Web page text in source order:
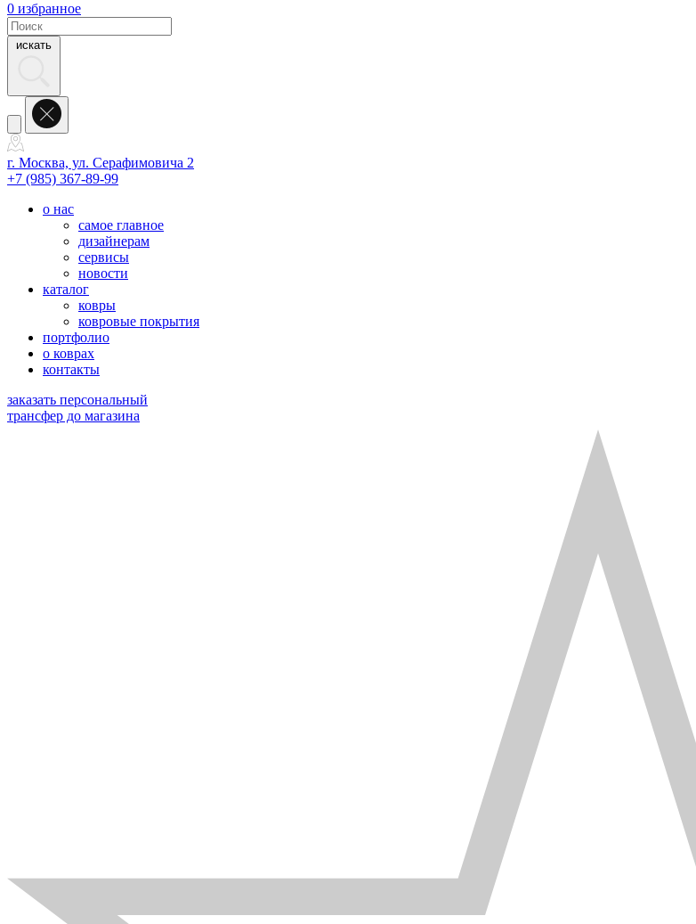
0 избранное
г. Москва, ул. Серафимовича 2
+7 (985) 367-89-99
о нас
самое главное
дизайнерам
сервисы
новости
каталог
ковры
ковровые покрытия
портфолио
о коврах
контакты
заказать персональный
трансфер до магазина